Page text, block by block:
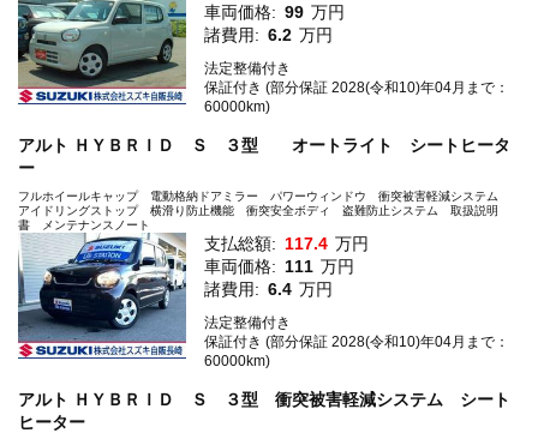
車両価格: 99 万円
諸費用: 6.2 万円
法定整備付き
保証付き (部分保証 2028(令和10)年04月まで：
60000km)
アルト ＨＹＢＲＩＤ Ｓ ３型 オートライト シートヒータ
ー
フルホイールキャップ 電動格納ドアミラー パワーウィンドウ 衝突被害軽減システム
アイドリングストップ 横滑り防止機能 衝突安全ボディ 盗難防止システム 取扱説明
書 メンテナンスノート
支払総額: 117.4 万円
車両価格: 111 万円
諸費用: 6.4 万円
法定整備付き
保証付き (部分保証 2028(令和10)年04月まで：
60000km)
アルト ＨＹＢＲＩＤ Ｓ ３型 衝突被害軽減システム シート
ヒーター